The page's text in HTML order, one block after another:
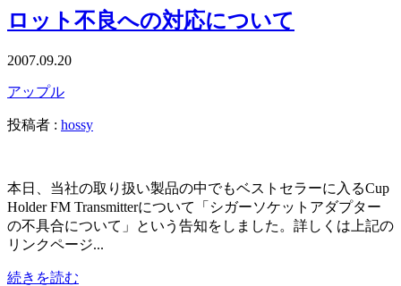
ロット不良への対応について
2007.09.20
アップル
投稿者 : hossy
本日、当社の取り扱い製品の中でもベストセラーに入るCup
Holder FM Transmitterについて「シガーソケットアダプター
の不具合について」という告知をしました。詳しくは上記の
リンクページ...
続きを読む